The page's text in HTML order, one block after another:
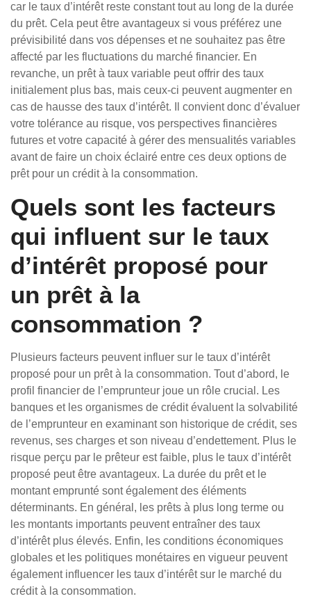
car le taux d’intérêt reste constant tout au long de la durée
du prêt. Cela peut être avantageux si vous préférez une
prévisibilité dans vos dépenses et ne souhaitez pas être
affecté par les fluctuations du marché financier. En
revanche, un prêt à taux variable peut offrir des taux
initialement plus bas, mais ceux-ci peuvent augmenter en
cas de hausse des taux d’intérêt. Il convient donc d’évaluer
votre tolérance au risque, vos perspectives financières
futures et votre capacité à gérer des mensualités variables
avant de faire un choix éclairé entre ces deux options de
prêt pour un crédit à la consommation.
Quels sont les facteurs
qui influent sur le taux
d’intérêt proposé pour
un prêt à la
consommation ?
Plusieurs facteurs peuvent influer sur le taux d’intérêt
proposé pour un prêt à la consommation. Tout d’abord, le
profil financier de l’emprunteur joue un rôle crucial. Les
banques et les organismes de crédit évaluent la solvabilité
de l’emprunteur en examinant son historique de crédit, ses
revenus, ses charges et son niveau d’endettement. Plus le
risque perçu par le prêteur est faible, plus le taux d’intérêt
proposé peut être avantageux. La durée du prêt et le
montant emprunté sont également des éléments
déterminants. En général, les prêts à plus long terme ou
les montants importants peuvent entraîner des taux
d’intérêt plus élevés. Enfin, les conditions économiques
globales et les politiques monétaires en vigueur peuvent
également influencer les taux d’intérêt sur le marché du
crédit à la consommation.